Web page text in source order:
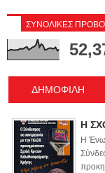
ΣΥΝΟΛΙΚΕΣ
ΔΗΜΟΦΙΛΗ
Η
Η